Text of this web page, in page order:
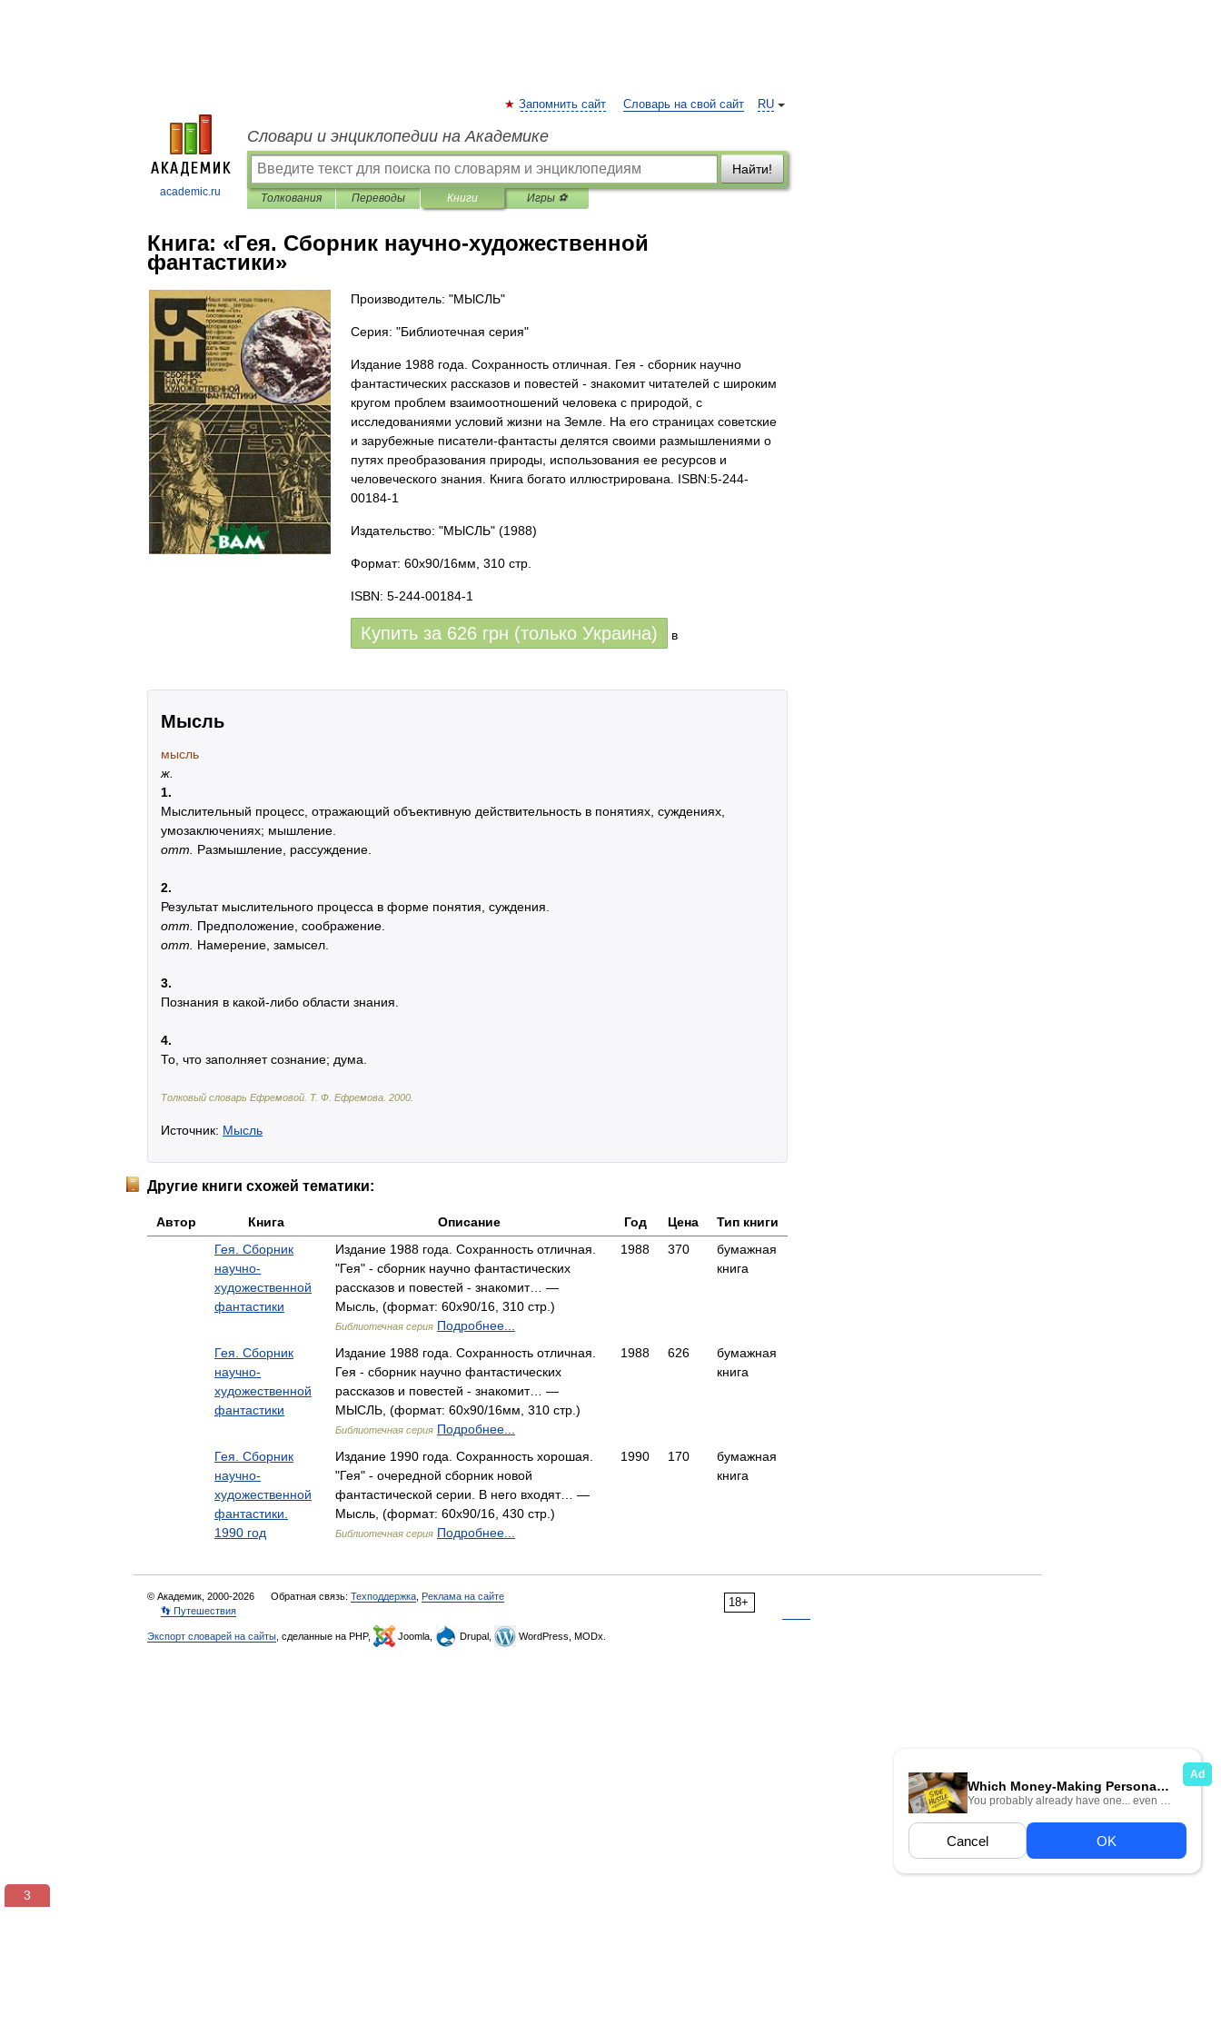
academic.ru
RU
Запомнить сайт Словарь на свой сайт
Словари и энциклопедии на Академике
Найти!
Толкования Переводы Книги Игры ⚽
Книга: «Гея. Сборник научно-художественной
фантастики»
Производитель: "МЫСЛЬ"
Серия: "Библиотечная серия"
Издание 1988 года. Сохранность отличная. Гея - сборник научно
фантастических рассказов и повестей - знакомит читателей с широким
кругом проблем взаимоотношений человека с природой, с
исследованиями условий жизни на Земле. На его страницах советские
и зарубежные писатели-фантасты делятся своими размышлениями о
путях преобразования природы, использования ее ресурсов и
человеческого знания. Книга богато иллюстрирована. ISBN:5-244-
00184-1
Издательство: "МЫСЛЬ" (1988)
Формат: 60x90/16мм, 310 стр.
ISBN: 5-244-00184-1
Купить за 626 грн (только Украина) в
Мысль
мысль
ж.
1.
Мыслительный процесс, отражающий объективную действительность в понятиях, суждениях,
умозаключениях; мышление.
отт.
Размышление, рассуждение.
2.
Результат мыслительного процесса в форме понятия, суждения.
отт.
Предположение, соображение.
отт.
Намерение, замысел.
3.
Познания в какой-либо области знания.
4.
То, что заполняет сознание; дума.
Толковый словарь Ефремовой Т. Ф. Ефремова. 2000
Источник: Мысль
Другие книги схожей тематики:
Автор Книга Описание Год Цена
Тип книги
Гея. Сборник
научно-
художественной
фантастики
Издание 1988 года. Сохранность отличная.
"Гея" - сборник научно фантастических
рассказов и повестей - знакомит… —
Мысль, (формат: 60x90/16, 310 стр.)
Библиотечная серия Подробнее...
1988 370
бумажная
книга
Гея. Сборник
научно-
художественной
фантастики
Издание 1988 года. Сохранность отличная.
Гея - сборник научно фантастических
рассказов и повестей - знакомит… —
МЫСЛЬ, (формат: 60x90/16мм, 310 стр.)
Библиотечная серия Подробнее...
1988 626
бумажная
книга
Гея. Сборник
научно-
художественной
фантастики.
1990 год
Издание 1990 года. Сохранность хорошая.
"Гея" - очередной сборник новой
фантастической серии. В него входят… —
Мысль, (формат: 60x90/16, 430 стр.)
Библиотечная серия Подробнее...
1990 170
бумажная
книга
18+
© Академик, 2000-2026 Обратная связь: Техподдержка Реклама на сайте
👣 Путешествия
Экспорт словарей на сайты , сделанные на PHP, Joomla, Drupal, WordPress, MODx.
3